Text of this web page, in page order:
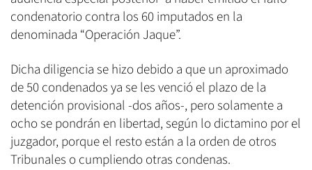
condenatorio contra los 60 imputados en la
denominada “Operación Jaque”.
Dicha diligencia se hizo debido a que un aproximado
de 50 condenados ya se les venció el plazo de la
detención provisional -dos años-, pero solamente a
ocho se pondrán en libertad, según lo dictamino por el
juzgador, porque el resto están a la orden de otros
Tribunales o cumpliendo otras condenas.